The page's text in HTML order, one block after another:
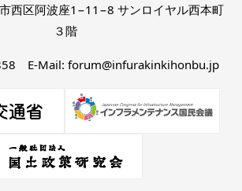
西区阿波座1−11−8 サンロイヤル西本町
３階
E-Mail: forum@infurakinkihonbu.jp